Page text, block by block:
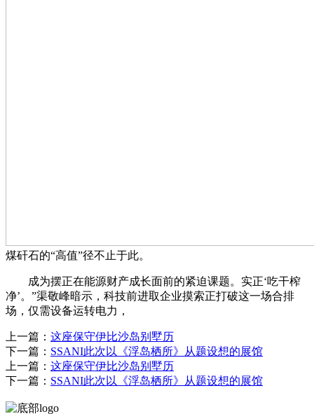
煤矸石的“高值”径不止于此。
成为摆正在能源财产成长面前的紧迫课题。实正‘吃干榨
净’。”渠敬峰暗示，科技前进取企业摸索正打破这一场合排
场，仅需设备运转电力，
上一篇： 这座保守伊比沙岛别墅历
下一篇： SSANI此次以《浮岛栖所》从题设想的展馆
上一篇： 这座保守伊比沙岛别墅历
下一篇： SSANI此次以《浮岛栖所》从题设想的展馆